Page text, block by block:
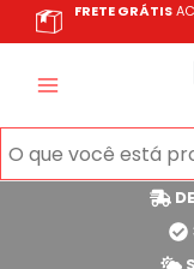
para
FRETE GRÁTIS